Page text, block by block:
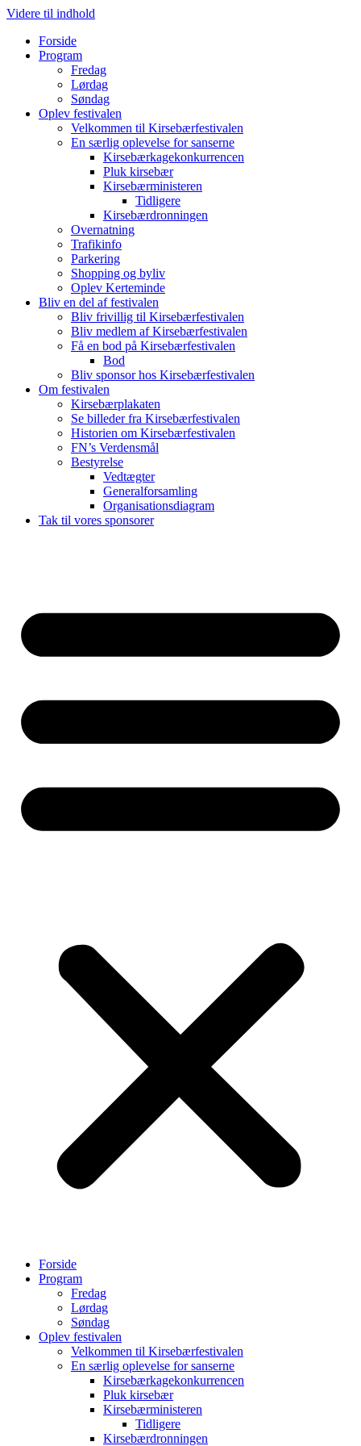
Videre til indhold
Forside
Program
Fredag
Lørdag
Søndag
Oplev festivalen
Velkommen til Kirsebærfestivalen
En særlig oplevelse for sanserne
Kirsebærkagekonkurrencen
Pluk kirsebær
Kirsebærministeren
Tidligere
Kirsebærdronningen
Overnatning
Trafikinfo
Parkering
Shopping og byliv
Oplev Kerteminde
Bliv en del af festivalen
Bliv frivillig til Kirsebærfestivalen
Bliv medlem af Kirsebærfestivalen
Få en bod på Kirsebærfestivalen
Bod
Bliv sponsor hos Kirsebærfestivalen
Om festivalen
Kirsebærplakaten
Se billeder fra Kirsebærfestivalen
Historien om Kirsebærfestivalen
FN’s Verdensmål
Bestyrelse
Vedtægter
Generalforsamling
Organisationsdiagram
Tak til vores sponsorer
Forside
Program
Fredag
Lørdag
Søndag
Oplev festivalen
Velkommen til Kirsebærfestivalen
En særlig oplevelse for sanserne
Kirsebærkagekonkurrencen
Pluk kirsebær
Kirsebærministeren
Tidligere
Kirsebærdronningen